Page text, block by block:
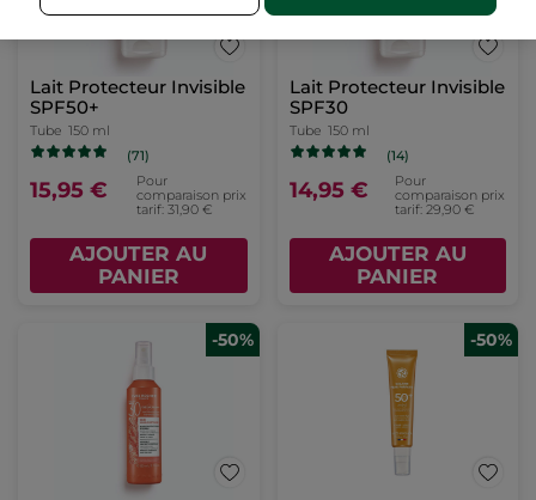
Lait Protecteur Invisible
SPF50+
Tube 150 ml
(71)
15,95 €
Pour
comparaison prix
tarif: 31,90 €
AJOUTER AU
PANIER
Lait Protecteur Invisible
SPF30
Tube 150 ml
(14)
14,95 €
Pour
comparaison prix
tarif: 29,90 €
AJOUTER AU
PANIER
-50% -50%